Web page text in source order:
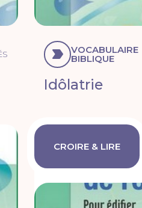
VOCABULAIRE
BIBLIQUE
Idôlatrie
CROIRE & LIRE